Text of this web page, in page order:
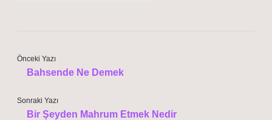
Önceki Yazı
Bahsende Ne Demek
Sonraki Yazı
Bir Şeyden Mahrum Etmek Nedir